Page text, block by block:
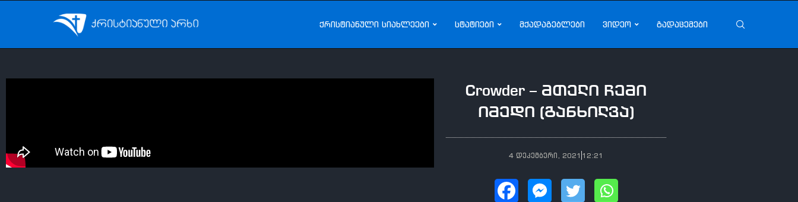
ქრისტიანული სიახლეები სტატიები მქადაგებლები ვიდეო გადაცემები
Crowder – მთელი ჩემი
იმედი (განხილვა)
4 დეკემბერი, 2021 12:21